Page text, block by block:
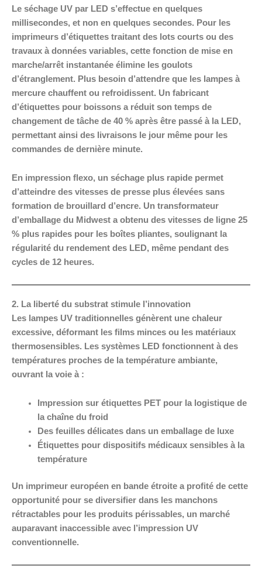
Le séchage UV par LED s’effectue en quelques
millisecondes, et non en quelques secondes. Pour les
imprimeurs d’étiquettes traitant des lots courts ou des
travaux à données variables, cette fonction de mise en
marche/arrêt instantanée élimine les goulots
d’étranglement. Plus besoin d’attendre que les lampes à
mercure chauffent ou refroidissent. Un fabricant
d’étiquettes pour boissons a réduit son temps de
changement de tâche de 40 % après être passé à la LED,
permettant ainsi des livraisons le jour même pour les
commandes de dernière minute.
En impression flexo, un séchage plus rapide permet
d’atteindre des vitesses de presse plus élevées sans
formation de brouillard d’encre. Un transformateur
d’emballage du Midwest a obtenu des vitesses de ligne 25
% plus rapides pour les boîtes pliantes, soulignant la
régularité du rendement des LED, même pendant des
cycles de 12 heures.
2. La liberté du substrat stimule l’innovation
Les lampes UV traditionnelles génèrent une chaleur
excessive, déformant les films minces ou les matériaux
thermosensibles. Les systèmes LED fonctionnent à des
températures proches de la température ambiante,
ouvrant la voie à :
Impression sur étiquettes PET pour la logistique de
la chaîne du froid
Des feuilles délicates dans un emballage de luxe
Étiquettes pour dispositifs médicaux sensibles à la
température
Un imprimeur européen en bande étroite a profité de cette
opportunité pour se diversifier dans les manchons
rétractables pour les produits périssables, un marché
auparavant inaccessible avec l’impression UV
conventionnelle.